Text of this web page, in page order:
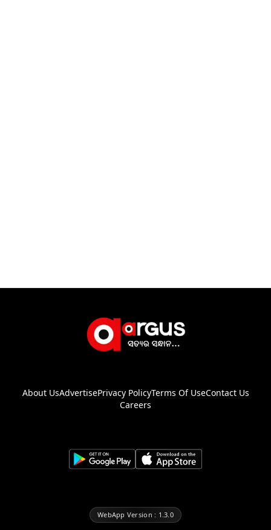
About UsAdvertisePrivacy PolicyTerms Of UseContact Us
Careers
WebApp Version : 1.3.0